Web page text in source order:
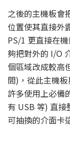
之後的主機板會
位置使其直接外
PS/1 更直接在
夠把對外的 I/O
個區域改成較高
間)，從此主機
許多使用上必備
有 USB 等) 直
可抽換的介面卡